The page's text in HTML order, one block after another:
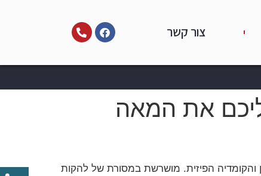
צור קשר
את המאה
התוססות שלו, האלתור השנון והקומדיה הפיזית. מושרשת במסורת של להקות